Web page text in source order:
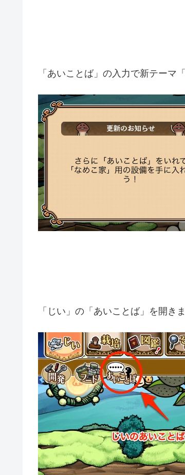
「あいことば」の入力で新テーマ
「じい」の「あいことば」を開きま